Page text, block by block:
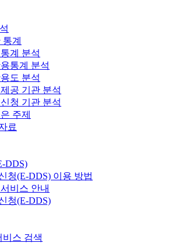
계
계 분석
통계 분석
도 분석
공 기관 분석
청 기관 분석
주제
료
DDS)
청(E-DDS) 이용 방법
비스 안내
청(E-DDS)
스 검색